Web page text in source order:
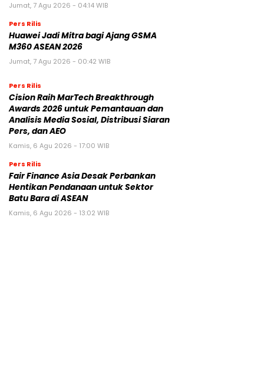
Jumat, 7 Agu 2026 - 04:14 WIB
Pers Rilis
Huawei Jadi Mitra bagi Ajang GSMA
M360 ASEAN 2026
Jumat, 7 Agu 2026 - 00:42 WIB
Pers Rilis
Cision Raih MarTech Breakthrough
Awards 2026 untuk Pemantauan dan
Analisis Media Sosial, Distribusi Siaran
Pers, dan AEO
Kamis, 6 Agu 2026 - 17:00 WIB
Pers Rilis
Fair Finance Asia Desak Perbankan
Hentikan Pendanaan untuk Sektor
Batu Bara di ASEAN
Kamis, 6 Agu 2026 - 13:02 WIB